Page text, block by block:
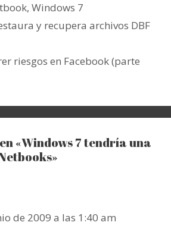
,Windows 7
y recupera archivos DBF
riesgos en Facebook (parte
«Windows 7 tendría una
de 2009 a las 1:40 am